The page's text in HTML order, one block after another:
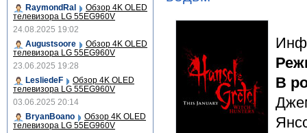
В
RaymondRal
Обзор 4K OLED
телевизора LG 55EG960V
24.08.2025 19:02
Augustsoore
Обзор 4K OLED
телевизора LG 55EG960V
23.06.2025 19:28
LesliedeF
Обзор 4K OLED
телевизора LG 55EG960V
03.06.2025 20:14
BryanBoano
Обзор 4K OLED
телевизора LG 55EG960V